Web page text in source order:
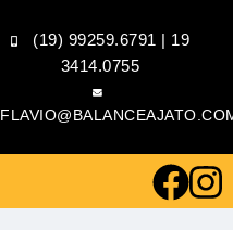
(19) 99259.6791 | 19
3414.0755